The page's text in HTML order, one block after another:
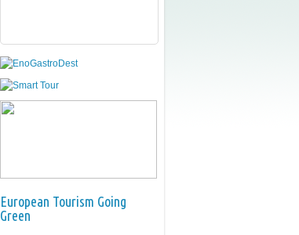
European Tourism Going
Green